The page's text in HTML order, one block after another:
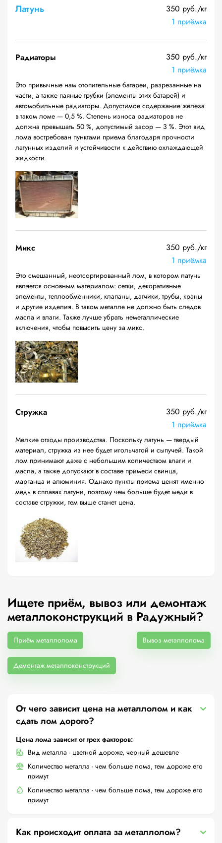
Латунь
350 руб./кг
1 приёмка
Радиаторы
350 руб./кг
1 приёмка
Это привычные нам отопительные батареи, разрезанные на
части, а также паяные трубки (элементы этих батарей) и
автомобильные радиаторы. Допустимое содержание железа
в таком ломе — 0,5 %. Степень износа радиаторов не
должна превышать 50 %, допустимый засор — 3 %. Этот вид
лома востребован пунктами приема благодаря прочности
латунных изделий и устойчивости к действию охлаждающей
жидкости.
Микс
350 руб./кг
1 приёмка
Это смешанный, неотсортированный лом, в котором латунь
является основным материалом: сетки, декоративные
элементы, теплообменники, клапаны, датчики, трубы, краны
и другие изделия. В таком металле не должно быть следов
масла и влаги. Также лучше убрать неметаллические
включения, чтобы повысить цену за микс.
Стружка
350 руб./кг
1 приёмка
Мелкие отходы производства. Поскольку латунь — твердый
материал, стружка из нее будет игольчатой и сыпучей. Такой
лом принимают даже с небольшим количеством влаги и
масла, а также допускают в составе примеси свинца,
марганца и алюминия. Однако пункты приема ценят именно
медь в сплавах латуни, поэтому чем больше будет меди в
составе стружки, тем выше станет цена.
Ищете приём, вывоз или демонтаж
металлоконструкций в Радужный?
Приём металлолома Вывоз металлолома
Демонтаж металлоконструкций
От чего зависит цена на металлолом и как
сдать лом дорого?
Цена лома зависит от трех факторов:
Вид металла - цветной дороже, черный дешевле
Количество металла - чем больше лома, тем дороже его
примут
Количество металла - чем больше лома, тем дороже его
примут
Как происходит оплата за металлолом?